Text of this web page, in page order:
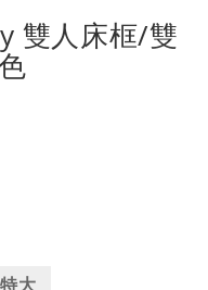
雙人床框/雙
大